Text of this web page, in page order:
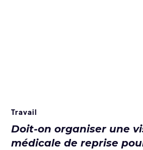
Travail
Doit-on organiser une
médicale de reprise